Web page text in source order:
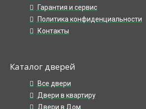
Гарантия и сервис
Политика конфиденциальности
Контакты
Каталог дверей
Все двери
Двери в квартиру
Двери в Дом